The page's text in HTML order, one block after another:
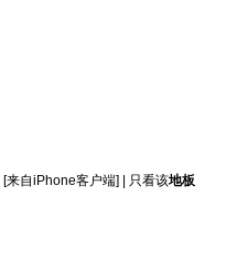
地板
[来自iPhone客户端]
只看该